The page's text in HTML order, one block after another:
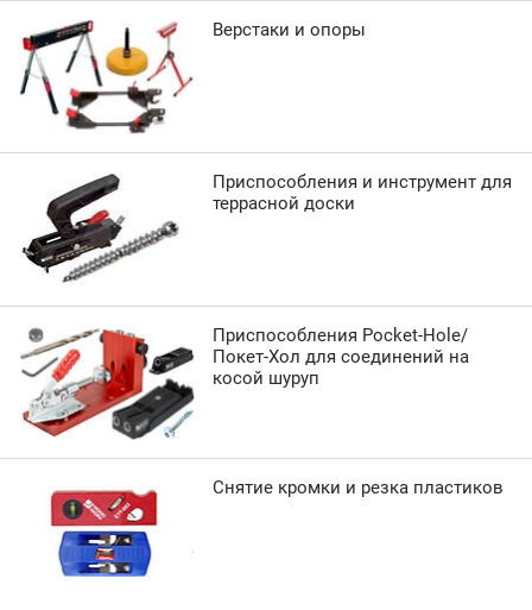
Верстаки и опоры
Приспособления и инструмент для
террасной доски
Приспособления Pocket-Hole/
Покет-Хол для соединений на
косой шуруп
Снятие кромки и резка пластиков